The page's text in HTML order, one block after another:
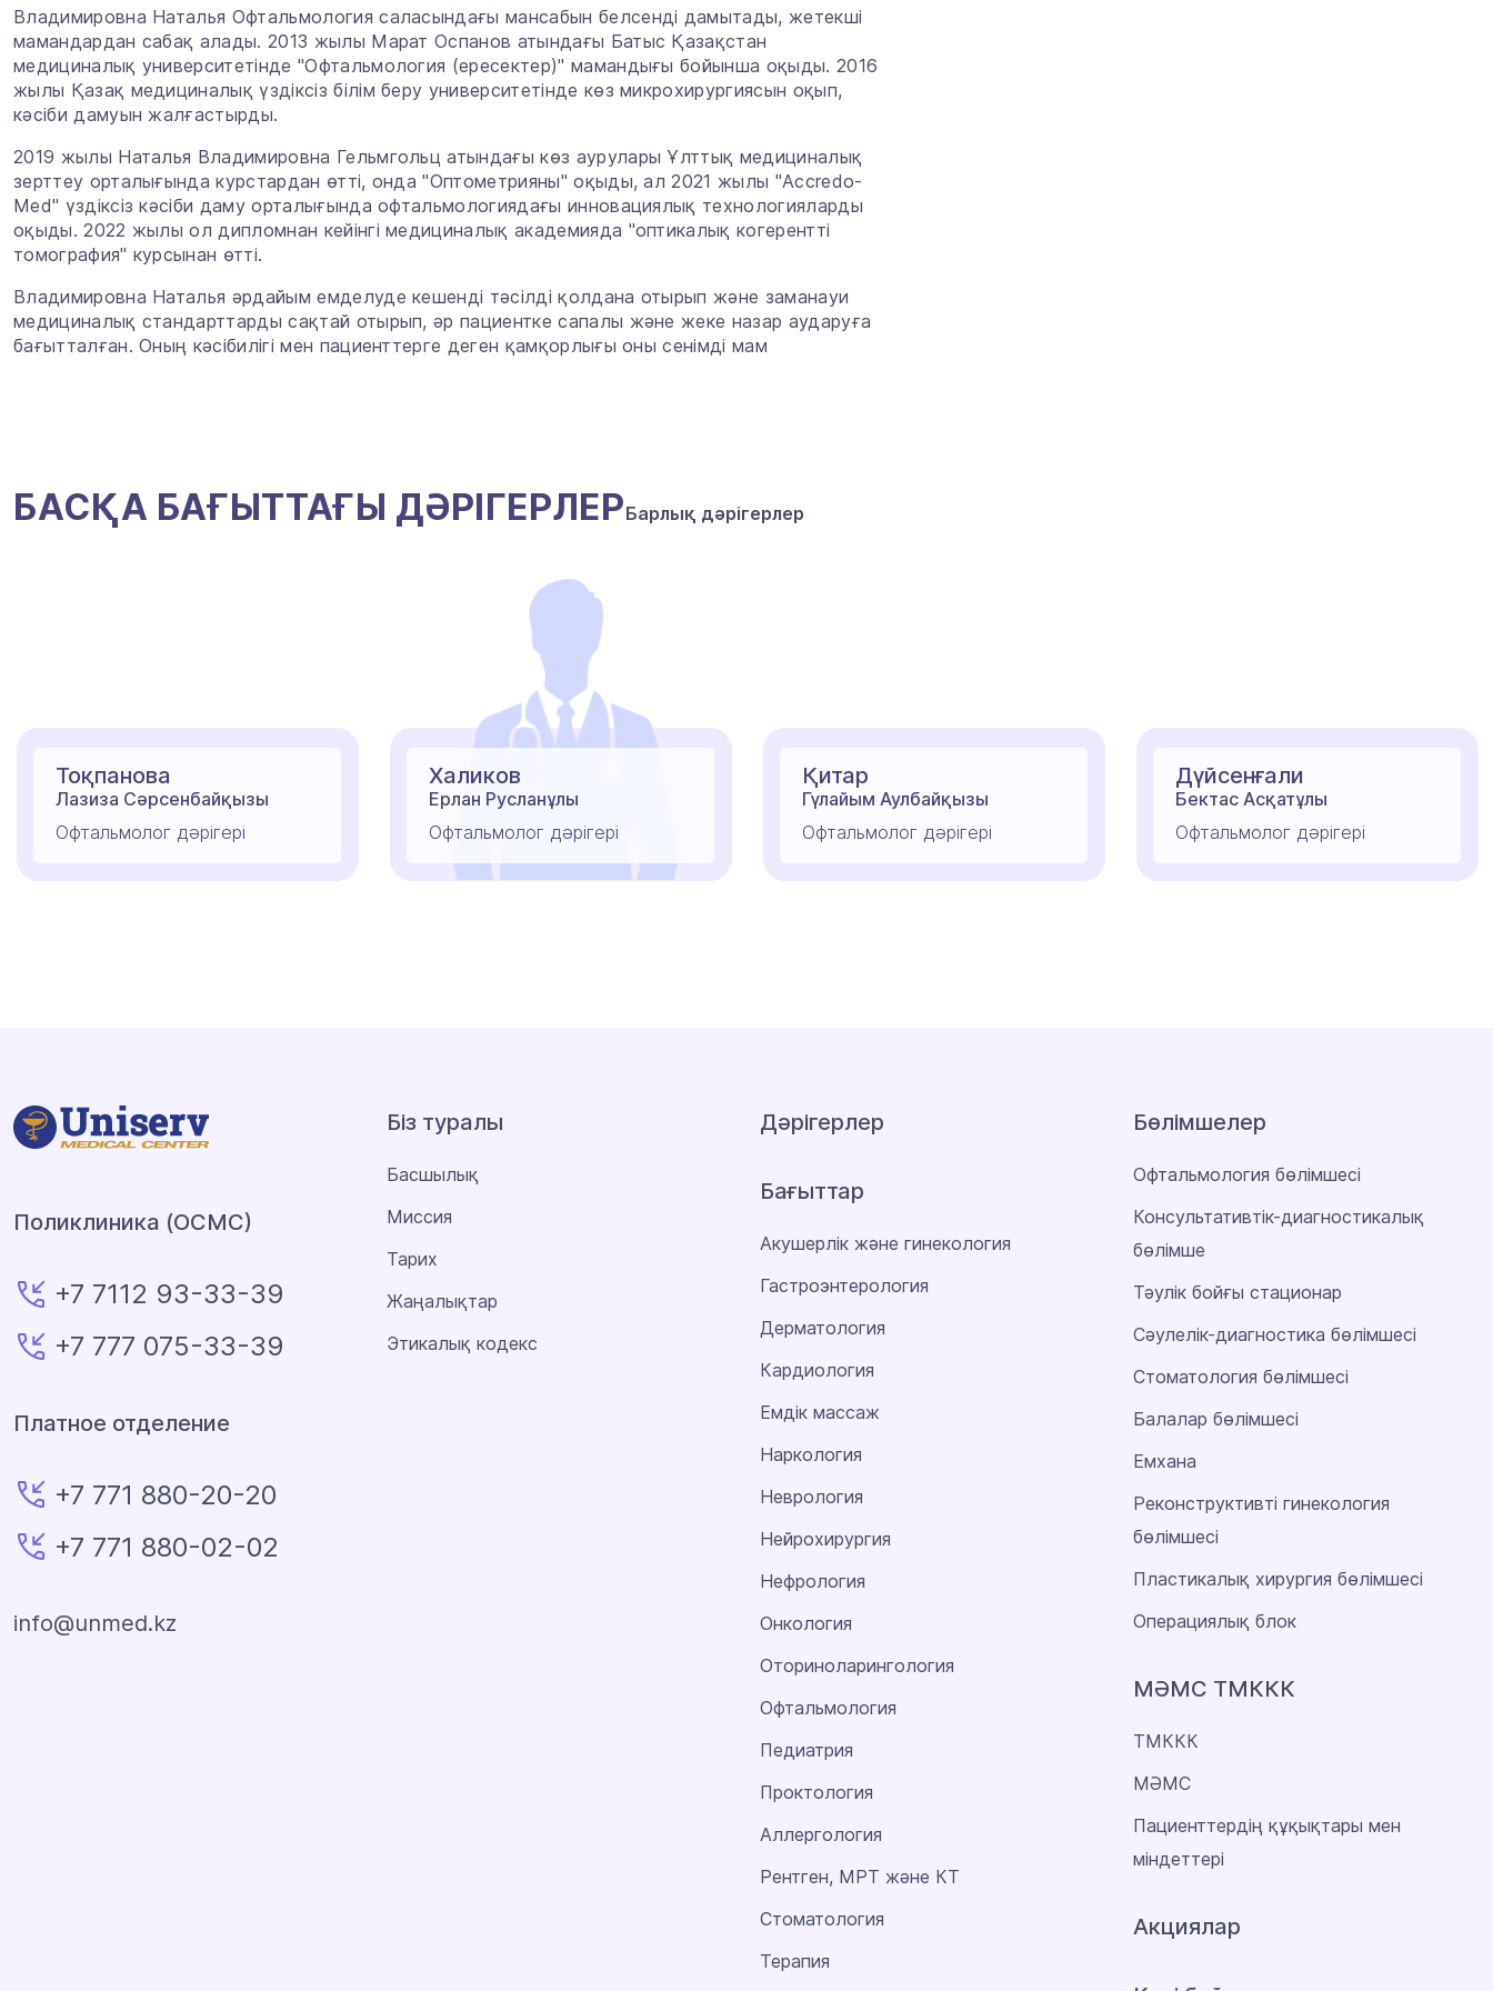
Владимировна Наталья Офтальмология саласындағы мансабын белсенді дамытады, жетекші
мамандардан сабақ алады. 2013 жылы Марат Оспанов атындағы Батыс Қазақстан
медициналық университетінде "Офтальмология (ересектер)" мамандығы бойынша оқыды. 2016
жылы Қазақ медициналық үздіксіз білім беру университетінде көз микрохирургиясын оқып,
кәсіби дамуын жалғастырды.
2019 жылы Наталья Владимировна Гельмгольц атындағы көз аурулары Ұлттық медициналық
зерттеу орталығында курстардан өтті, онда "Оптометрияны" оқыды, ал 2021 жылы "Accredo-
Med" үздіксіз кәсіби даму орталығында офтальмологиядағы инновациялық технологияларды
оқыды. 2022 жылы ол дипломнан кейінгі медициналық академияда "оптикалық когерентті
томография" курсынан өтті.
Владимировна Наталья әрдайым емделуде кешенді тәсілді қолдана отырып және заманауи
медициналық стандарттарды сақтай отырып, әр пациентке сапалы және жеке назар аударуға
бағытталған. Оның кәсібилігі мен пациенттерге деген қамқорлығы оны сенімді мам
БАСҚА БАҒЫТТАҒЫ ДӘРІГЕРЛЕРБарлық дәрігерлер
Тоқпанова
Лазиза Сәрсенбайқызы
Офтальмолог дәрігері
Халиков
Ерлан Русланұлы
Офтальмолог дәрігері
Қитар
Гүлайым Аулбайқызы
Офтальмолог дәрігері
Дүйсенғали
Бектас Асқатұлы
Офтальмолог дәрігері
Поликлиника (ОСМС)
+7 7112 93-33-39
+7 777 075-33-39
Платное отделение
+7 771 880-20-20
+7 771 880-02-02
info@unmed.kz
Біз туралы
Басшылық
Миссия
Тарих
Жаңалықтар
Этикалық кодекс
Дәрігерлер
Бағыттар
Акушерлік және гинекология
Гастроэнтерология
Дерматология
Кардиология
Емдік массаж
Наркология
Неврология
Нейрохирургия
Нефрология
Онкология
Оториноларингология
Офтальмология
Педиатрия
Проктология
Аллергология
Рентген, МРТ және КТ
Стоматология
Терапия
Бөлімшелер
Офтальмология бөлімшесі
Консультативтік-диагностикалық
бөлімше
Тәулік бойғы стационар
Сәулелік-диагностика бөлімшесі
Стоматология бөлімшесі
Балалар бөлімшесі
Емхана
Реконструктивті гинекология
бөлімшесі
Пластикалық хирургия бөлімшесі
Операциялық блок
МӘМС ТМККК
ТМККК
МӘМС
Пациенттердің құқықтары мен
міндеттері
Акциялар